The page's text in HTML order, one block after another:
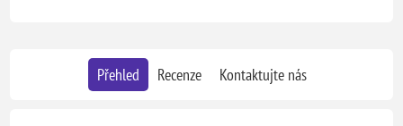
Přehled Recenze Kontaktujte nás